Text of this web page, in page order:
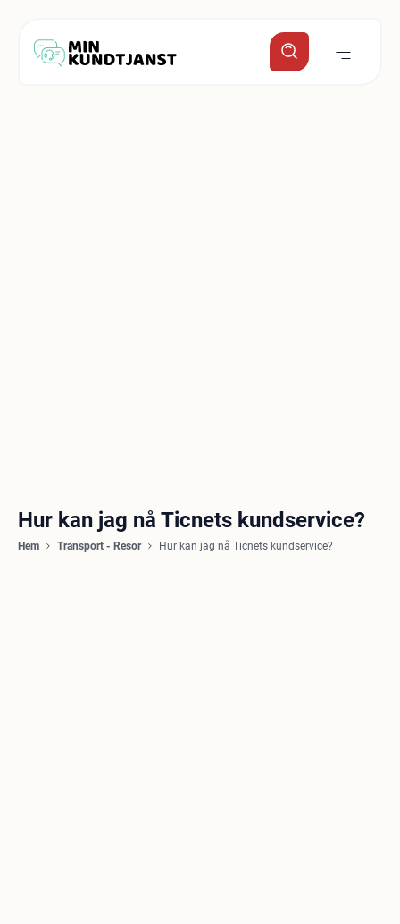
Hur kan jag nå Ticnets kundservice?
Hem Transport - Resor Hur kan jag nå Ticnets kundservice?